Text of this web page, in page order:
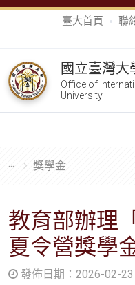
臺大首頁 聯
國立臺灣大
Office of
University
獎學金
教育部辦理
夏令營獎學
發佈日期：2026-02-23